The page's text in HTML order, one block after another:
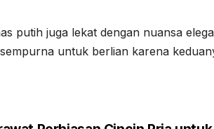
putih juga lekat dengan nuansa
untuk berlian karena